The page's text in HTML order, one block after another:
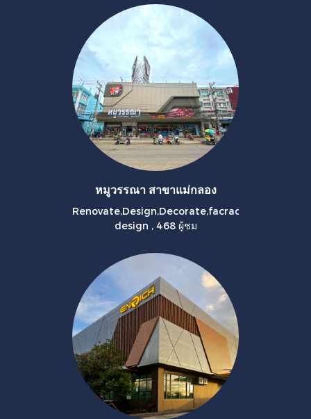
หมูวรรณา สาขาแม่กลอง
Renovate,Design,Decorate,facrad
design , 468 ผู้ชม